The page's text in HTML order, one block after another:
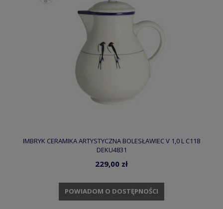
IMBRYK CERAMIKA ARTYSTYCZNA BOLESŁAWIEC V 1,0 L C118
DEKU4831
229,00 zł
POWIADOM O DOSTĘPNOŚCI